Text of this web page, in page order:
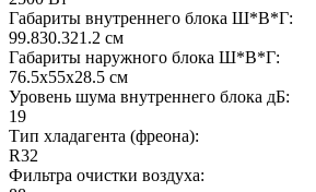
Габариты внутреннего блока Ш*В*Г:
99.830.321.2 см
Габариты наружного блока Ш*В*Г:
76.5x55x28.5 см
Уровень шума внутреннего блока дБ:
19
Тип хладагента (фреона):
R32
Фильтра очистки воздуха: